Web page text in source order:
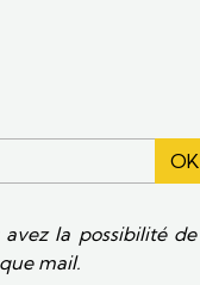
OK
la possibilité de
mail.